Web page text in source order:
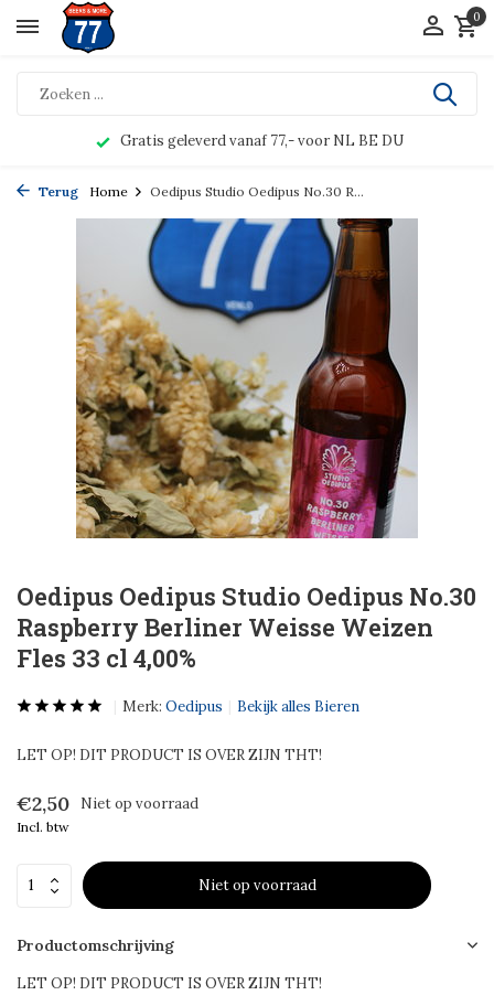
0
Gratis geleverd vanaf 77,- voor NL BE DU
Terug Home Oedipus Studio Oedipus No.30 R...
Oedipus Oedipus Studio Oedipus No.30
Raspberry Berliner Weisse Weizen
Fles 33 cl 4,00%
Merk: Oedipus Bekijk alles Bieren
LET OP! DIT PRODUCT IS OVER ZIJN THT!
€2,50 Niet op voorraad
Incl. btw
Niet op voorraad
Productomschrijving
LET OP! DIT PRODUCT IS OVER ZIJN THT!